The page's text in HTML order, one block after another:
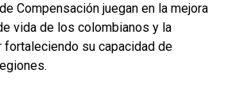
Compensación juegan en la mejora
vida de los colombianos y la
su capacidad de